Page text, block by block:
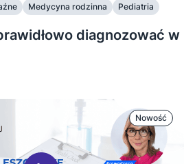
Medycyna rodzinna Pediatria
diagnozować w
Nowość